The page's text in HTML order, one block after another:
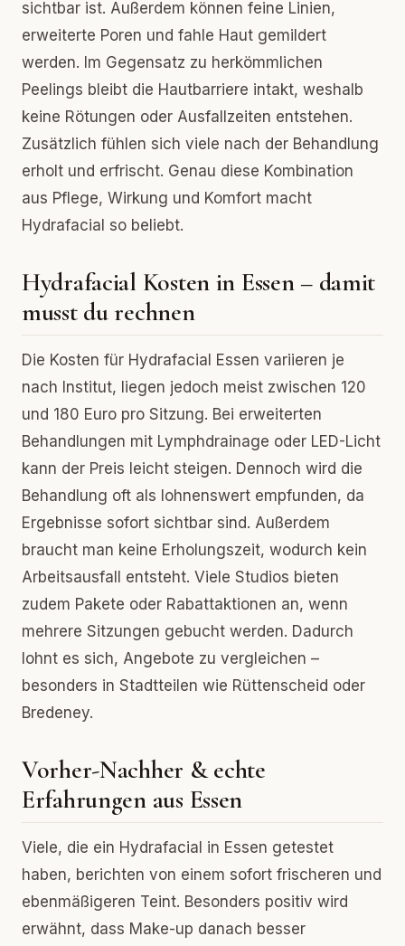
sichtbar ist. Außerdem können feine Linien,
erweiterte Poren und fahle Haut gemildert
werden. Im Gegensatz zu herkömmlichen
Peelings bleibt die Hautbarriere intakt, weshalb
keine Rötungen oder Ausfallzeiten entstehen.
Zusätzlich fühlen sich viele nach der Behandlung
erholt und erfrischt. Genau diese Kombination
aus Pflege, Wirkung und Komfort macht
Hydrafacial so beliebt.
Hydrafacial Kosten in Essen – damit
musst du rechnen
Die Kosten für Hydrafacial Essen variieren je
nach Institut, liegen jedoch meist zwischen 120
und 180 Euro pro Sitzung. Bei erweiterten
Behandlungen mit Lymphdrainage oder LED-Licht
kann der Preis leicht steigen. Dennoch wird die
Behandlung oft als lohnenswert empfunden, da
Ergebnisse sofort sichtbar sind. Außerdem
braucht man keine Erholungszeit, wodurch kein
Arbeitsausfall entsteht. Viele Studios bieten
zudem Pakete oder Rabattaktionen an, wenn
mehrere Sitzungen gebucht werden. Dadurch
lohnt es sich, Angebote zu vergleichen –
besonders in Stadtteilen wie Rüttenscheid oder
Bredeney.
Vorher-Nachher & echte
Erfahrungen aus Essen
Viele, die ein Hydrafacial in Essen getestet
haben, berichten von einem sofort frischeren und
ebenmäßigeren Teint. Besonders positiv wird
erwähnt, dass Make-up danach besser